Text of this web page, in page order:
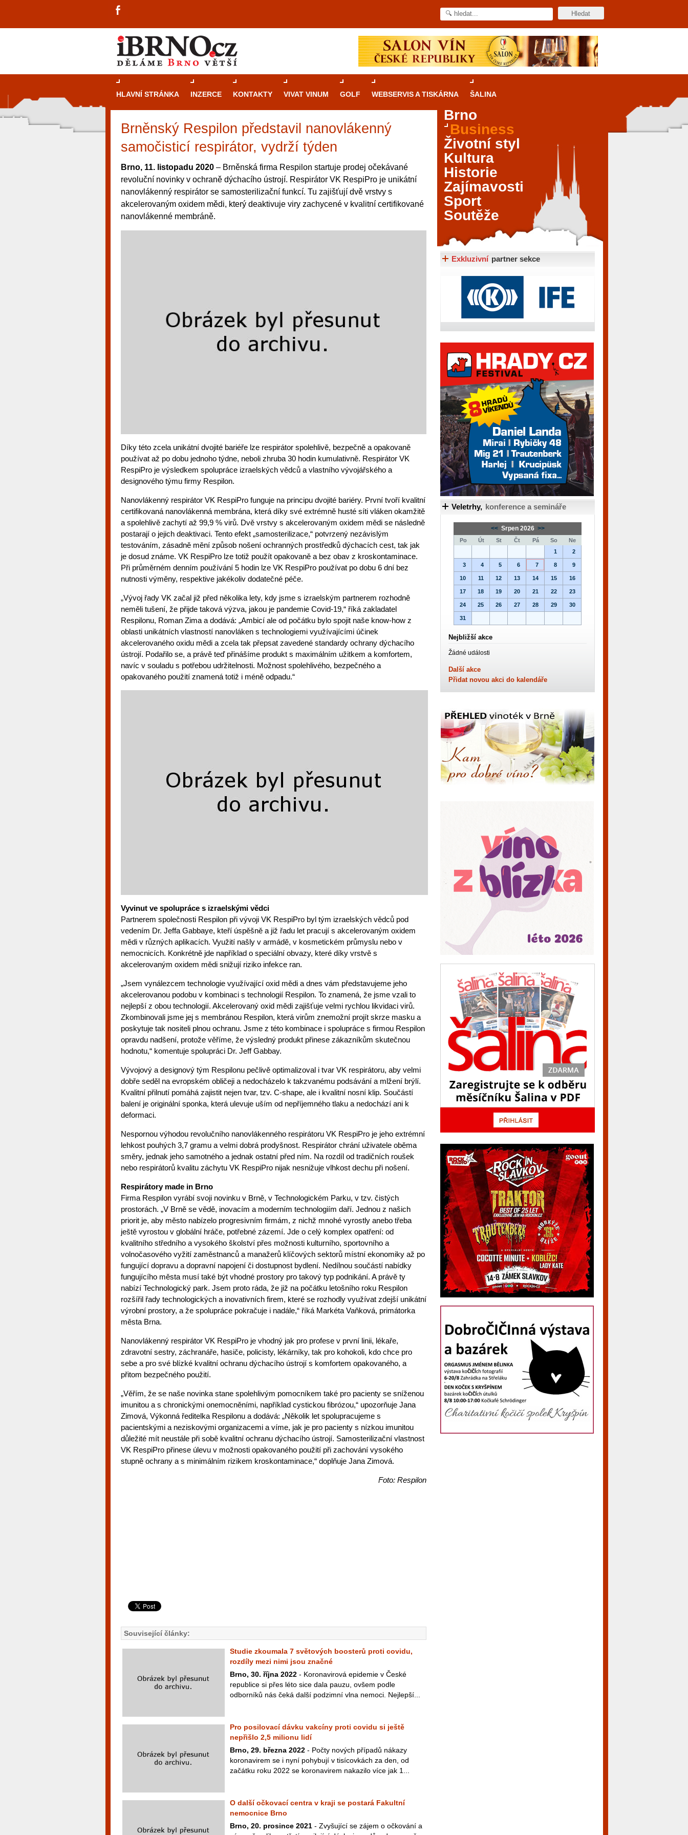
HLAVNÍ STRÁNKA INZERCE KONTAKTY VIVAT VINUM GOLF WEBSERVIS A TISKÁRNA ŠALINA
Brněnský Respilon představil nanovlákenný
samočisticí respirátor, vydrží týden
Brno, 11. listopadu 2020 – Brněnská firma Respilon startuje prodej očekávané
revoluční novinky v ochraně dýchacího ústrojí. Respirátor VK RespiPro je unikátní
nanovlákenný respirátor se samosterilizační funkcí. Tu zajišťují dvě vrstvy s
akcelerovaným oxidem mědi, který deaktivuje viry zachycené v kvalitní certifikované
nanovlákenné membráně.
Díky této zcela unikátní dvojité bariéře lze respirátor spolehlivě, bezpečně a opakovaně
používat až po dobu jednoho týdne, neboli zhruba 30 hodin kumulativně. Respirátor VK
RespiPro je výsledkem spolupráce izraelských vědců a vlastního vývojářského a
designového týmu firmy Respilon.
Nanovlákenný respirátor VK RespiPro funguje na principu dvojité bariéry. První tvoří kvalitní
certifikovaná nanovlákenná membrána, která díky své extrémně husté síti vláken okamžitě
a spolehlivě zachytí až 99,9 % virů. Dvě vrstvy s akcelerovaným oxidem mědi se následně
postarají o jejich deaktivaci. Tento efekt „samosterilizace,“ potvrzený nezávislým
testováním, zásadně mění způsob nošení ochranných prostředků dýchacích cest, tak jak
je dosud známe. VK RespiPro lze totiž použít opakovaně a bez obav z kroskontaminace.
Při průměrném denním používání 5 hodin lze VK RespiPro používat po dobu 6 dní bez
nutnosti výměny, respektive jakékoliv dodatečné péče.
„Vývoj řady VK začal již před několika lety, kdy jsme s izraelským partnerem rozhodně
neměli tušení, že přijde taková výzva, jakou je pandemie Covid-19,“ říká zakladatel
Respilonu, Roman Zima a dodává: „Ambicí ale od počátku bylo spojit naše know-how z
oblasti unikátních vlastností nanovláken s technologiemi využívajícími účinek
akcelerovaného oxidu mědi a zcela tak přepsat zavedené standardy ochrany dýchacího
ústrojí. Podařilo se, a právě teď přinášíme produkt s maximálním užitkem a komfortem,
navíc v souladu s potřebou udržitelnosti. Možnost spolehlivého, bezpečného a
opakovaného použití znamená totiž i méně odpadu.“
Vyvinut ve spolupráce s izraelskými vědci
Partnerem společnosti Respilon při vývoji VK RespiPro byl tým izraelských vědců pod
vedením Dr. Jeffa Gabbaye, kteří úspěšně a již řadu let pracují s akcelerovaným oxidem
mědi v různých aplikacích. Využití našly v armádě, v kosmetickém průmyslu nebo v
nemocnicích. Konkrétně jde například o speciální obvazy, které díky vrstvě s
akcelerovaným oxidem mědi snižují riziko infekce ran.
„Jsem vynálezcem technologie využívající oxid mědi a dnes vám představujeme jeho
akcelerovanou podobu v kombinaci s technologií Respilon. To znamená, že jsme vzali to
nejlepší z obou technologií. Akcelerovaný oxid mědi zajišťuje velmi rychlou likvidaci virů.
Zkombinovali jsme jej s membránou Respilon, která virům znemožní projít skrze masku a
poskytuje tak nositeli plnou ochranu. Jsme z této kombinace i spolupráce s firmou Respilon
opravdu nadšení, protože věříme, že výsledný produkt přinese zákazníkům skutečnou
hodnotu,“ komentuje spolupráci Dr. Jeff Gabbay.
Vývojový a designový tým Respilonu pečlivě optimalizoval i tvar VK respirátoru, aby velmi
dobře seděl na evropském obličeji a nedocházelo k takzvanému podsávání a mlžení brýlí.
Kvalitní přilnutí pomáhá zajistit nejen tvar, tzv. C-shape, ale i kvalitní nosní klip. Součástí
balení je originální sponka, která ulevuje uším od nepříjemného tlaku a nedochází ani k
deformaci.
Nespornou výhodou revolučního nanovlákenného respirátoru VK RespiPro je jeho extrémní
lehkost pouhých 3,7 gramu a velmi dobrá prodyšnost. Respirátor chrání uživatele oběma
směry, jednak jeho samotného a jednak ostatní před ním. Na rozdíl od tradičních roušek
nebo respirátorů kvalitu záchytu VK RespiPro nijak nesnižuje vlhkost dechu při nošení.
Respirátory made in Brno
Firma Respilon vyrábí svoji novinku v Brně, v Technologickém Parku, v tzv. čistých
prostorách. „V Brně se vědě, inovacím a moderním technologiím daří. Jednou z našich
priorit je, aby město nabízelo progresivním firmám, z nichž mnohé vyrostly anebo třeba
ještě vyrostou v globální hráče, potřebné zázemí. Jde o celý komplex opatření: od
kvalitního středního a vysokého školství přes možnosti kulturního, sportovního a
volnočasového vyžití zaměstnanců a manažerů klíčových sektorů místní ekonomiky až po
fungující dopravu a dopravní napojení či dostupnost bydlení. Nedílnou součástí nabídky
fungujícího města musí také být vhodné prostory pro takový typ podnikání. A právě ty
nabízí Technologický park. Jsem proto ráda, že již na počátku letošního roku Respilon
rozšířil řady technologických a inovativních firem, které se rozhodly využívat zdejší unikátní
výrobní prostory, a že spolupráce pokračuje i nadále,“ říká Markéta Vaňková, primátorka
města Brna.
Nanovlákenný respirátor VK RespiPro je vhodný jak pro profese v první linii, lékaře,
zdravotní sestry, záchranáře, hasiče, policisty, lékárníky, tak pro kohokoli, kdo chce pro
sebe a pro své blízké kvalitní ochranu dýchacího ústrojí s komfortem opakovaného, a
přitom bezpečného použití.
„Věřím, že se naše novinka stane spolehlivým pomocníkem také pro pacienty se sníženou
imunitou a s chronickými onemocněními, například cystickou fibrózou,“ upozorňuje Jana
Zimová, Výkonná ředitelka Respilonu a dodává: „Několik let spolupracujeme s
pacientskými a neziskovými organizacemi a víme, jak je pro pacienty s nízkou imunitou
důležité mít neustále při sobě kvalitní ochranu dýchacího ústrojí. Samosterilizační vlastnost
VK RespiPro přinese úlevu v možnosti opakovaného použití při zachování vysokého
stupně ochrany a s minimálním rizikem kroskontaminace,“ doplňuje Jana Zimová.
Foto: Respilon
Související články:
Studie zkoumala 7 světových boosterů proti covidu,
rozdíly mezi nimi jsou značné
Brno, 30. října 2022 - Koronavirová epidemie v České
republice si přes léto sice dala pauzu, ovšem podle
odborníků nás čeká další podzimní vlna nemoci. Nejlepší...
Pro posilovací dávku vakcíny proti covidu si ještě
nepřišlo 2,5 milionu lidí
Brno, 29. března 2022 - Počty nových případů nákazy
koronavirem se i nyní pohybují v tisícovkách za den, od
začátku roku 2022 se koronavirem nakazilo více jak 1...
O další očkovací centra v kraji se postará Fakultní
nemocnice Brno
Brno, 20. prosince 2021 - Zvyšující se zájem o očkování a
Průvodcekasinovými hrami v Brně: Od
rulety po video automaty
Brno je městem známým pro zajímavé památky, skvělé
restaurace, divadla a univerzity. Mimo jiné je ale také
místem, kde si můžete legálně a bezpečně vyzkoušet
různé kasinové hry. V neustále kvetoucí moravské
metropoli naleznete širokou nabídku her od klasické
Brno
Business
Životní styl
Kultura
Historie
Zajímavosti
Sport
Soutěže
Exkluzivní partner sekce
Veletrhy, konference a semináře
<< Srpen 2026 >>
Po Út St Čt Pá So
Ne
1
2
3 4 5 6 7 8 9
10 11 12 13 14 15 16
17 18 19 20 21 22 23
24 25 26 27 28 29 30
31
Nejbližší akce
Žádné události
Další akce
Přidat novou akci do kalendáře